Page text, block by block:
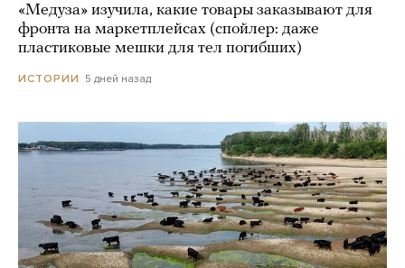
«Медуза» изучила, какие товары заказывают для
фронта на маркетплейсах (спойлер: даже
пластиковые мешки для тел погибших)
ИСТОРИИ 5 дней назад